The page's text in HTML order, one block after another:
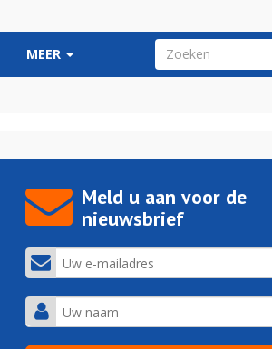
MEER ZOEKVELD
Meld u aan voor de
nieuwsbrief